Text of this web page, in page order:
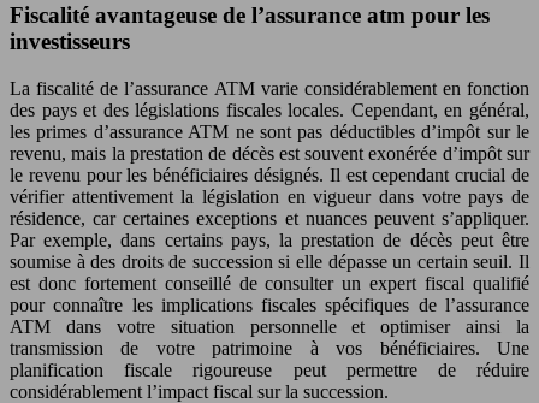
Fiscalité avantageuse de l’assurance atm pour les
investisseurs
La fiscalité de l’assurance ATM varie considérablement en fonction
des pays et des législations fiscales locales. Cependant, en général,
les primes d’assurance ATM ne sont pas déductibles d’impôt sur le
revenu, mais la prestation de décès est souvent exonérée d’impôt sur
le revenu pour les bénéficiaires désignés. Il est cependant crucial de
vérifier attentivement la législation en vigueur dans votre pays de
résidence, car certaines exceptions et nuances peuvent s’appliquer.
Par exemple, dans certains pays, la prestation de décès peut être
soumise à des droits de succession si elle dépasse un certain seuil. Il
est donc fortement conseillé de consulter un expert fiscal qualifié
pour connaître les implications fiscales spécifiques de l’assurance
ATM dans votre situation personnelle et optimiser ainsi la
transmission de votre patrimoine à vos bénéficiaires. Une
planification fiscale rigoureuse peut permettre de réduire
considérablement l’impact fiscal sur la succession.